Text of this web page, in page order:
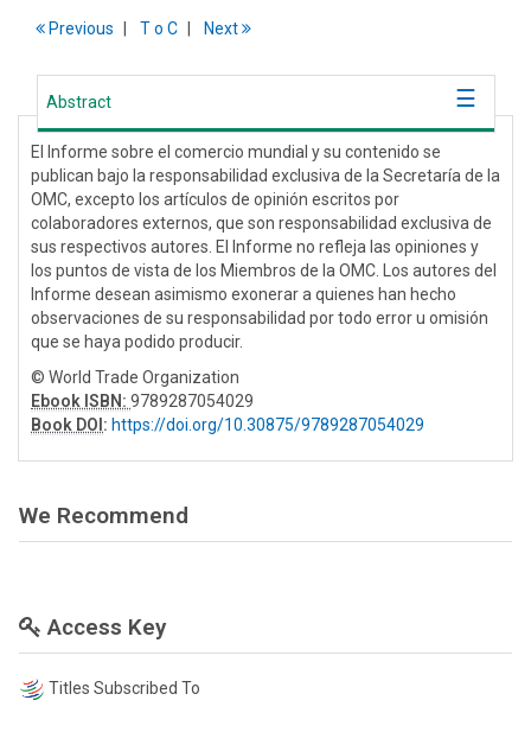
Previous To C Next
Abstract
El Informe sobre el comercio mundial y su contenido se
publican bajo la responsabilidad exclusiva de la Secretaría de la
OMC, excepto los artículos de opinión escritos por
colaboradores externos, que son responsabilidad exclusiva de
sus respectivos autores. El Informe no refleja las opiniones y
los puntos de vista de los Miembros de la OMC. Los autores del
Informe desean asimismo exonerar a quienes han hecho
observaciones de su responsabilidad por todo error u omisión
que se haya podido producir.
© World Trade Organization
Ebook ISBN: 9789287054029
Book DOI: https://doi.org/10.30875/9789287054029
We Recommend
Access Key
Titles Subscribed To